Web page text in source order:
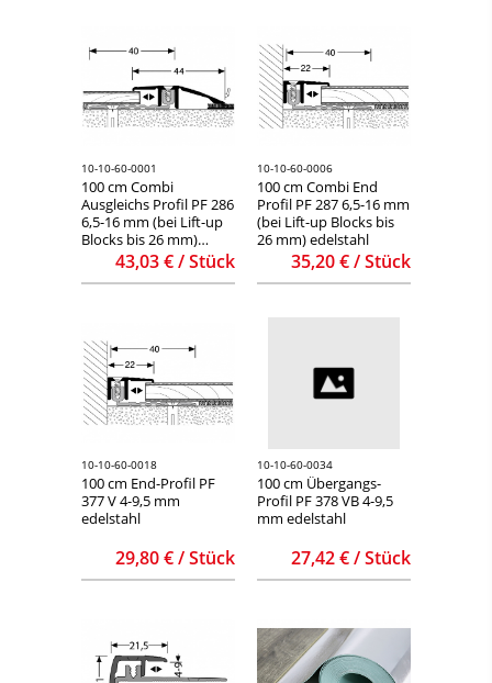
10-10-60-0001
100 cm Combi
Ausgleichs Profil PF 286
6,5-16 mm (bei Lift-up
Blocks bis 26 mm)
edelstahl43,03 € / Stück
10-10-60-0006
100 cm Combi End
Profil PF 287 6,5-16 mm
(bei Lift-up Blocks bis
26 mm) edelstahl
35,20 € / Stück
10-10-60-0018
100 cm End-Profil PF
377 V 4-9,5 mm
edelstahl
29,80 € / Stück
10-10-60-0034
100 cm Übergangs-
Profil PF 378 VB 4-9,5
mm edelstahl
27,42 € / Stück